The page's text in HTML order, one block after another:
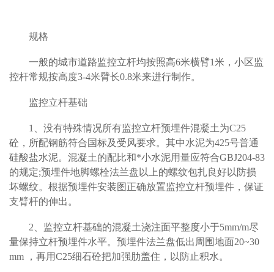
规格
一般的城市道路监控立杆均按照高6米横臂1米，小区监
控杆常规按高度3-4米臂长0.8米来进行制作。
监控立杆基础
1
、没有特殊情况所有监控立杆预埋件混凝土为C25
砼，所配钢筋符合国标及受风要求。其中水泥为425号普通
硅酸盐水泥。混凝土的配比和*小水泥用量应符合GBJ204-83
的规定;预埋件地脚螺栓法兰盘以上的螺纹包扎良好以防损
坏螺纹。根据预埋件安装图正确放置监控立杆预埋件，保证
支臂杆的伸出。
2 、监控立杆基础的混凝土浇注面平整度小于5mm/m尽
量保持立杆预埋件水平。预埋件法兰盘低出周围地面20~30
mm ，再用C25细石砼把加强肋盖住，以防止积水。